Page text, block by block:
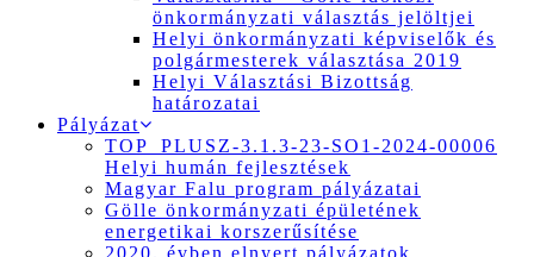
önkormányzati választás jelöltjei
Helyi önkormányzati képviselők és
polgármesterek választása 2019
Helyi Választási Bizottság
határozatai
Pályázat
TOP_PLUSZ-3.1.3-23-SO1-2024-00006
Helyi humán fejlesztések
Magyar Falu program pályázatai
Gölle önkormányzati épületének
energetikai korszerűsítése
2020. évben elnyert pályázatok